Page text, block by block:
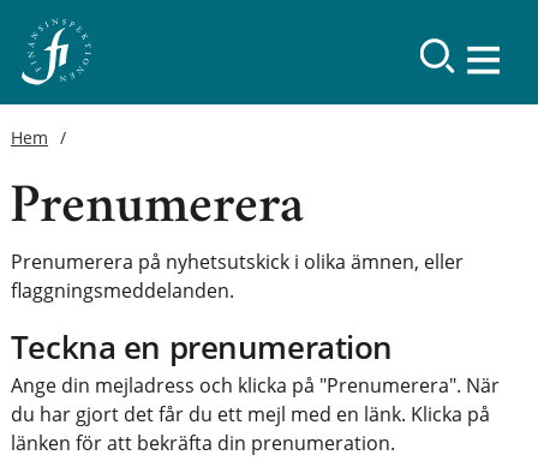
Hem
Prenumerera
Prenumerera på nyhetsutskick i olika ämnen, eller
flaggningsmeddelanden.
Teckna en prenumeration
Ange din mejladress och klicka på "Prenumerera". När
du har gjort det får du ett mejl med en länk. Klicka på
länken för att bekräfta din prenumeration.